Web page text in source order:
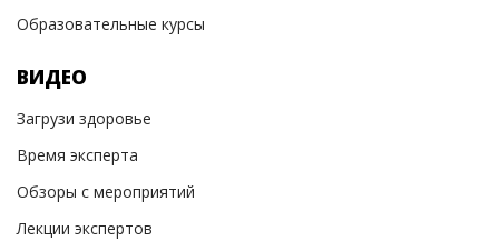
Образовательные курсы
ВИДЕО
Загрузи здоровье
Время эксперта
Обзоры с мероприятий
Лекции экспертов